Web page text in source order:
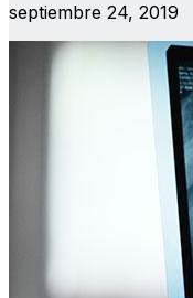
septiembre 24, 2019